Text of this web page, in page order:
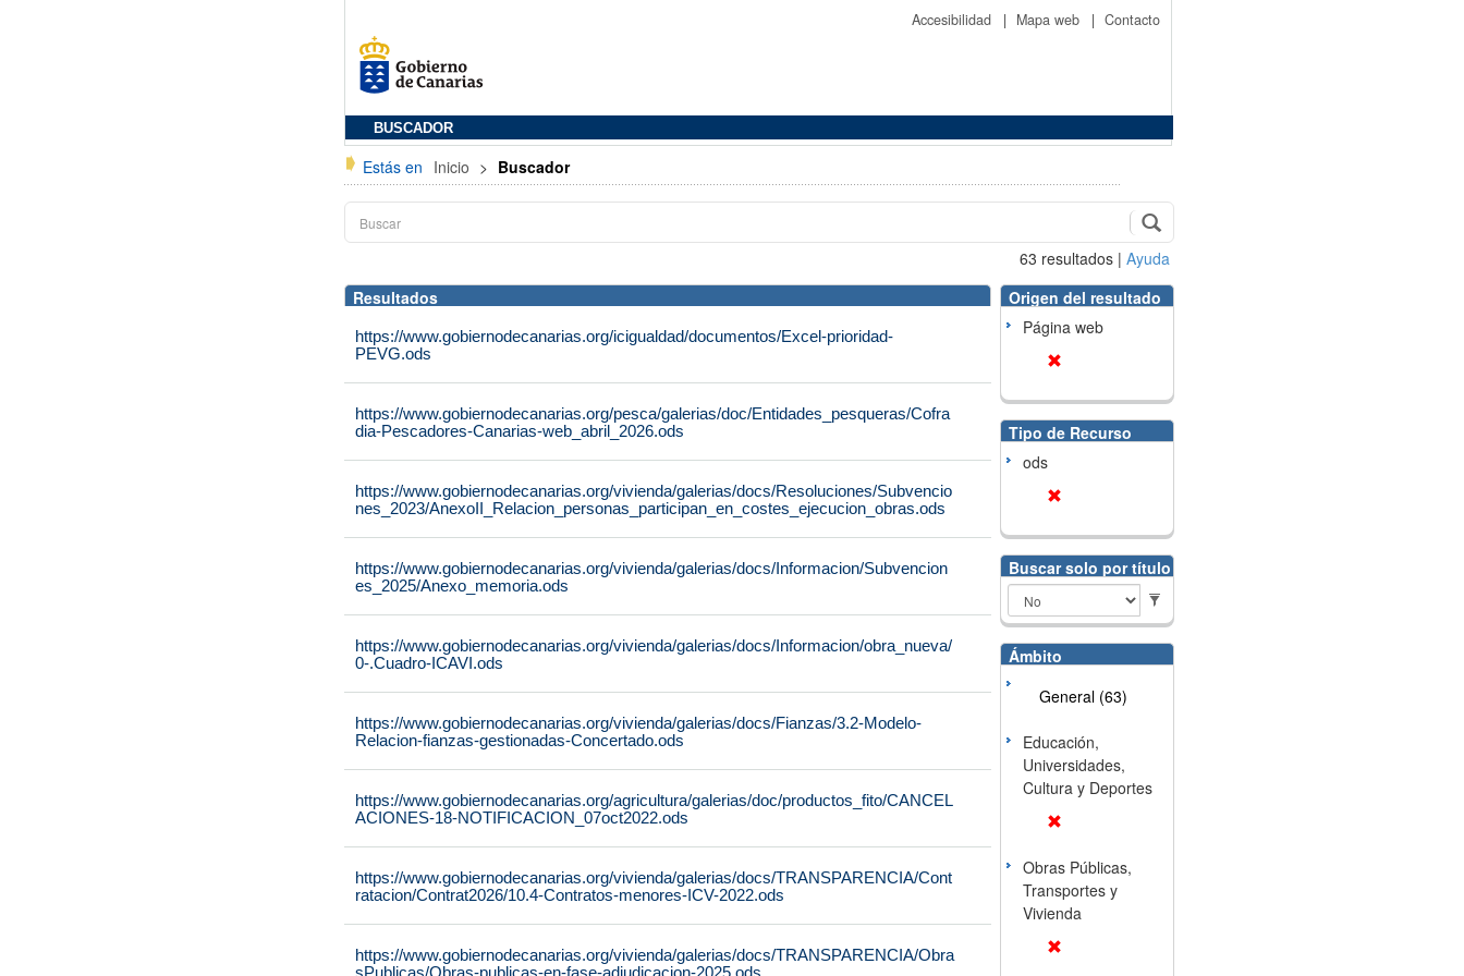
Accesibilidad | Mapa web | Contacto
BUSCADOR
Estás en Inicio > Buscador
63 resultados | Ayuda
Resultados
https://www.gobiernodecanarias.org/icigualdad/documentos/Excel-prioridad-
PEVG.ods
https://www.gobiernodecanarias.org/pesca/galerias/doc/Entidades_pesqueras/Cofra
dia-Pescadores-Canarias-web_abril_2026.ods
https://www.gobiernodecanarias.org/vivienda/galerias/docs/Resoluciones/Subvencio
nes_2023/AnexoII_Relacion_personas_participan_en_costes_ejecucion_obras.ods
https://www.gobiernodecanarias.org/vivienda/galerias/docs/Informacion/Subvencion
es_2025/Anexo_memoria.ods
https://www.gobiernodecanarias.org/vivienda/galerias/docs/Informacion/obra_nueva/
0-.Cuadro-ICAVI.ods
https://www.gobiernodecanarias.org/vivienda/galerias/docs/Fianzas/3.2-Modelo-
Relacion-fianzas-gestionadas-Concertado.ods
https://www.gobiernodecanarias.org/agricultura/galerias/doc/productos_fito/CANCEL
ACIONES-18-NOTIFICACION_07oct2022.ods
https://www.gobiernodecanarias.org/vivienda/galerias/docs/TRANSPARENCIA/Cont
ratacion/Contrat2026/10.4-Contratos-menores-ICV-2022.ods
https://www.gobiernodecanarias.org/vivienda/galerias/docs/TRANSPARENCIA/Obra
sPublicas/Obras-publicas-en-fase-adjudicacion-2025.ods
Origen del resultado
Página web
Tipo de Recurso
ods
Buscar solo por título
Ámbito
General (63)
Educación,
Universidades,
Cultura y Deportes
Obras Públicas,
Transportes y
Vivienda